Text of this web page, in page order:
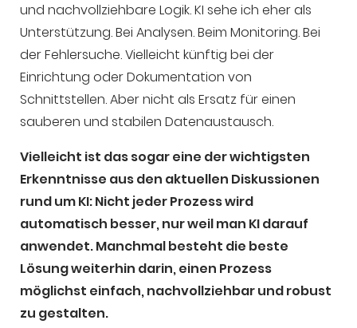
und nachvollziehbare Logik. KI sehe ich eher als
Unterstützung. Bei Analysen. Beim Monitoring. Bei
der Fehlersuche. Vielleicht künftig bei der
Einrichtung oder Dokumentation von
Schnittstellen. Aber nicht als Ersatz für einen
sauberen und stabilen Datenaustausch.
Vielleicht ist das sogar eine der wichtigsten
Erkenntnisse aus den aktuellen Diskussionen
rund um KI: Nicht jeder Prozess wird
automatisch besser, nur weil man KI darauf
anwendet. Manchmal besteht die beste
Lösung weiterhin darin, einen Prozess
möglichst einfach, nachvollziehbar und robust
zu gestalten.